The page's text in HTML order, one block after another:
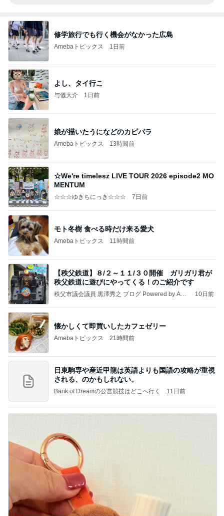
修学旅行でも行く機会がなかった広島
Amebaトピックス 1日前
よし、タイ行こ
与儀大介 1日前
娘が描いたうになどのカピバラ
Amebaトピックス 13時間前
☆We're timelesz LIVE TOUR 2026 episode2 MO
MENTUM
☆☆☆ゆきちにっき☆☆☆ 7日前
モト冬樹 食べる時だけ来る愛犬
Amebaトピックス 11時間前
【秩父鉄道】８/２～１１/３０開催 ガリガリ君が
秩父鉄道に遊びにやってくる！のご紹介です
秩父市議会議員 黒澤秀之 ブログ Powered by Ame
10日前
懐かしくて即買いしたカフェゼリー
Amebaトピックス 21時間前
日東駒専や産近甲龍は英語よりも国語の攻略が重視
される、のかもしれない。
Bank of Dreamの公営競技はどこへ行く 11日前